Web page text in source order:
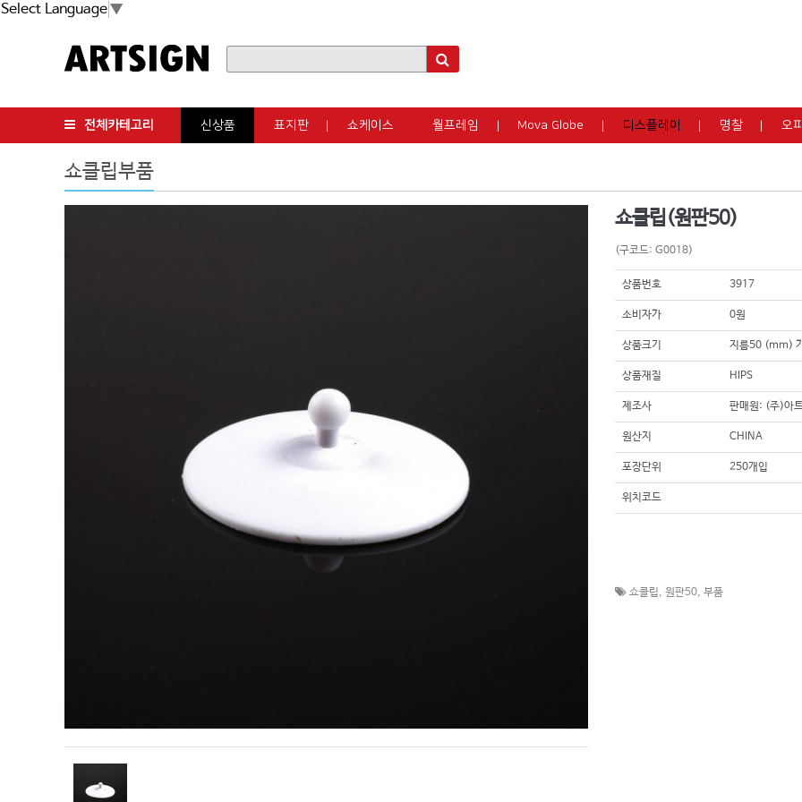
Select Language▼
전체카테고리 신상품 표지판 쇼케이스 월프레임 Mova Globe 디스플레이 명찰 오
쇼클립부품
쇼클립(원판50)
(구코드: G0018)
상품번호 3917
소비자가 0원
상품크기 지름50 (mm)
상품재질 HIPS
제조사 판매원: (주)아
원산지 CHINA
포장단위 250개입
위치코드
쇼클립, 원판50, 부품